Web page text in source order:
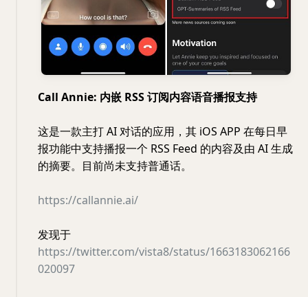
Call Annie: 内嵌 RSS 订阅内容语音播报支持
这是一款主打 AI 对话的应用，其 iOS APP 在每日早
报功能中支持播报一个 RSS Feed 的内容及由 AI 生成
的摘要。目前尚未支持普通话。
https://callannie.ai/
发现于
https://twitter.com/vista8/status/1663183062166
020097